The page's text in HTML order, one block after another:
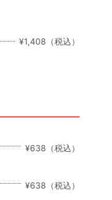
¥1,408（税込）
¥638（税込）
¥638（税込）